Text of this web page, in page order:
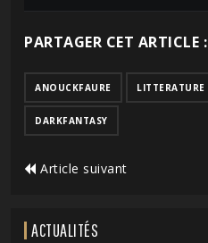
PARTAGER CET ARTICLE :
ANOUCKFAURE LITTERATURE
DARKFANTASY
Article suivant
ACTUALITÉS